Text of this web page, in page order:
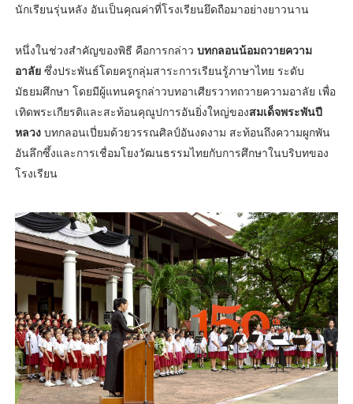
นักเรียนรุ่นหลัง อันเป็นคุณค่าที่โรงเรียนยึดถือมาอย่างยาวนาน
หนึ่งในช่วงสำคัญของพิธี คือการกล่าว บทกลอนน้อมถวายความ
อาลัยซึ่งประพันธ์โดยครูกลุ่มสาระการเรียนรู้ภาษาไทย ระดับ
มัธยมศึกษา โดยมีผู้แทนครูกล่าวบทอาเศียรวาทถวายความอาลัย เพื่อ
เทิดพระเกียรติและสะท้อนคุณูปการอันยิ่งใหญ่ของสมเด็จพระพันปี
หลวงบทกลอนเปี่ยมด้วยวรรณศิลป์อันงดงาม สะท้อนถึงความผูกพัน
อันลึกซึ้งและการเชื่อมโยงวัฒนธรรมไทยกับการศึกษาในบริบทของ
โรงเรียน